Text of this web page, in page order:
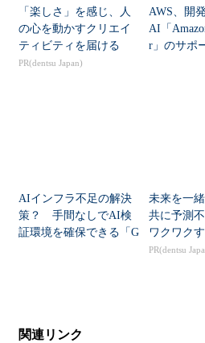
「楽しさ」を感じ、人
の心を動かすクリエイ
ティビティを届ける
PR(dentsu Japan)
AWS、開
AI「
r」のサポ
AIインフラ不足の解決
策？ 手間なしでAI検
証環境を確保できる「G
未来を一
共に予測
ワクワク
PR(dentsu
関連リンク